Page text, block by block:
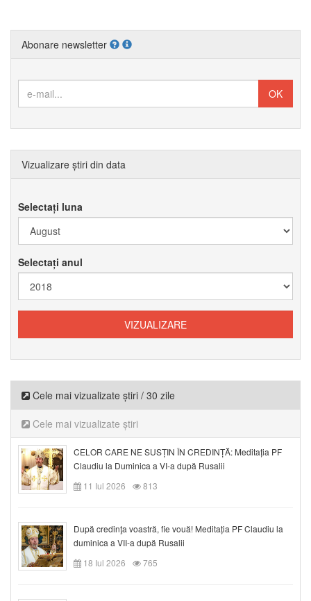
Abonare newsletter
Vizualizare știri din data
Selectați luna
Selectați anul
Cele mai vizualizate știri / 30 zile
Cele mai vizualizate știri
CELOR CARE NE SUSȚIN ÎN CREDINȚĂ: Meditația PF
Claudiu la Duminica a VI-a după Rusalii
11 Iul 2026
813
După credinţa voastră, fie vouă! Meditația PF Claudiu la
duminica a VII-a după Rusalii
18 Iul 2026
765